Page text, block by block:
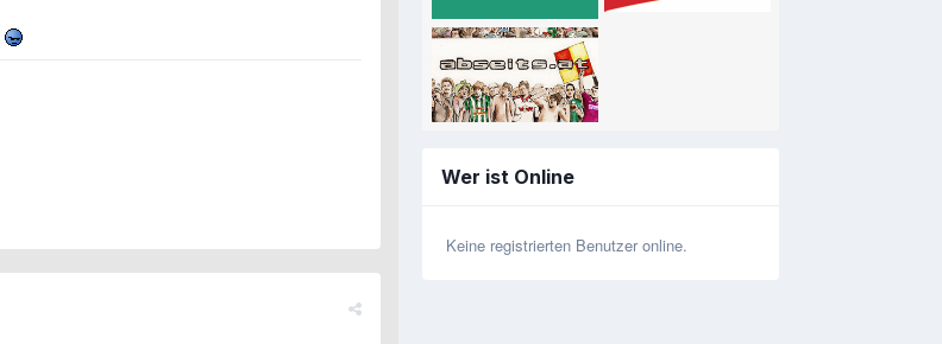
Wer ist Online
Keine registrierten Benutzer online.